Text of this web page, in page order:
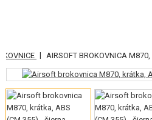
KATEGÓRIE
AIRSOFTOVÉ ZBRANE
VZDUCHOVÉ ZBRANE, PRAKY
| AIRSOFT BROKOVNICA